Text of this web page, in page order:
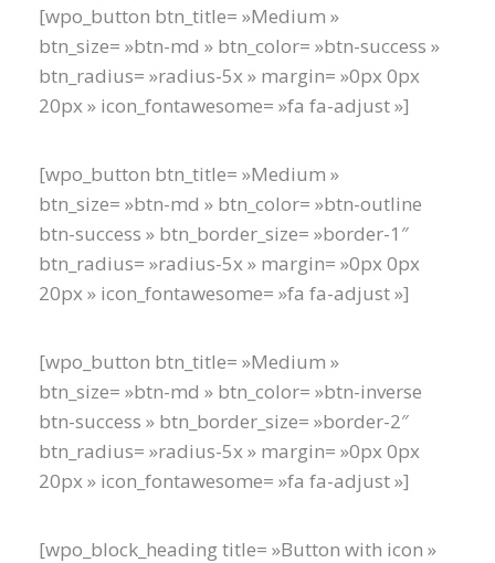
[wpo_button btn_title= »Medium »
btn_size= »btn-md » btn_color= »btn-success »
btn_radius= »radius-5x » margin= »0px 0px
20px » icon_fontawesome= »fa fa-adjust »]
[wpo_button btn_title= »Medium »
btn_size= »btn-md » btn_color= »btn-outline
btn-success » btn_border_size= »border-1″
btn_radius= »radius-5x » margin= »0px 0px
20px » icon_fontawesome= »fa fa-adjust »]
[wpo_button btn_title= »Medium »
btn_size= »btn-md » btn_color= »btn-inverse
btn-success » btn_border_size= »border-2″
btn_radius= »radius-5x » margin= »0px 0px
20px » icon_fontawesome= »fa fa-adjust »]
[wpo_block_heading title= »Button with icon »